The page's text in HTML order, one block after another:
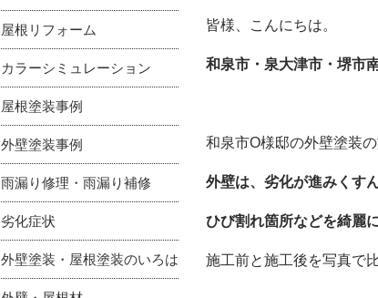
皆様、こんにちは。
和泉市・泉大津市・堺市
和泉市O様邸の外壁塗装
外壁は、劣化が進みくす
ひび割れ箇所などを綺麗
施工前と施工後を写真で
屋根リフォーム
カラーシミュレーション
屋根塗装事例
外壁塗装事例
雨漏り修理・雨漏り補修
劣化症状
外壁塗装・屋根塗装のいろは